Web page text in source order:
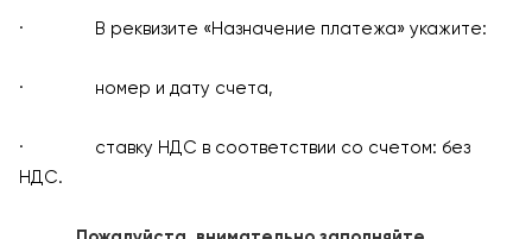
· В реквизите «Назначение платежа» укажите:
· номер и дату счета,
· ставку НДС в соответствии со счетом: без
НДС.